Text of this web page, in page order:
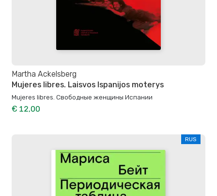
Martha Ackelsberg
Mujeres libres. Laisvos Ispanijos moterys
Mujeres libres. Свободные женщины Испании
€ 12,00
RUS